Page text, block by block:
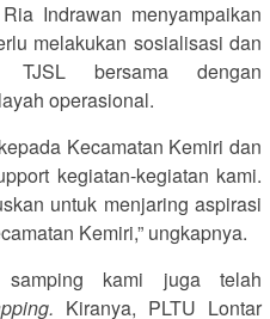
Indrawan menyampaikan
melakukan sosialisasi dan
TJSL bersama dengan
operasional.
Kecamatan Kemiri dan
kegiatan-kegiatan kami.
untuk menjaring aspirasi
Kemiri,” ungkapnya.
samping kami juga telah
Kiranya, PLTU Lontar